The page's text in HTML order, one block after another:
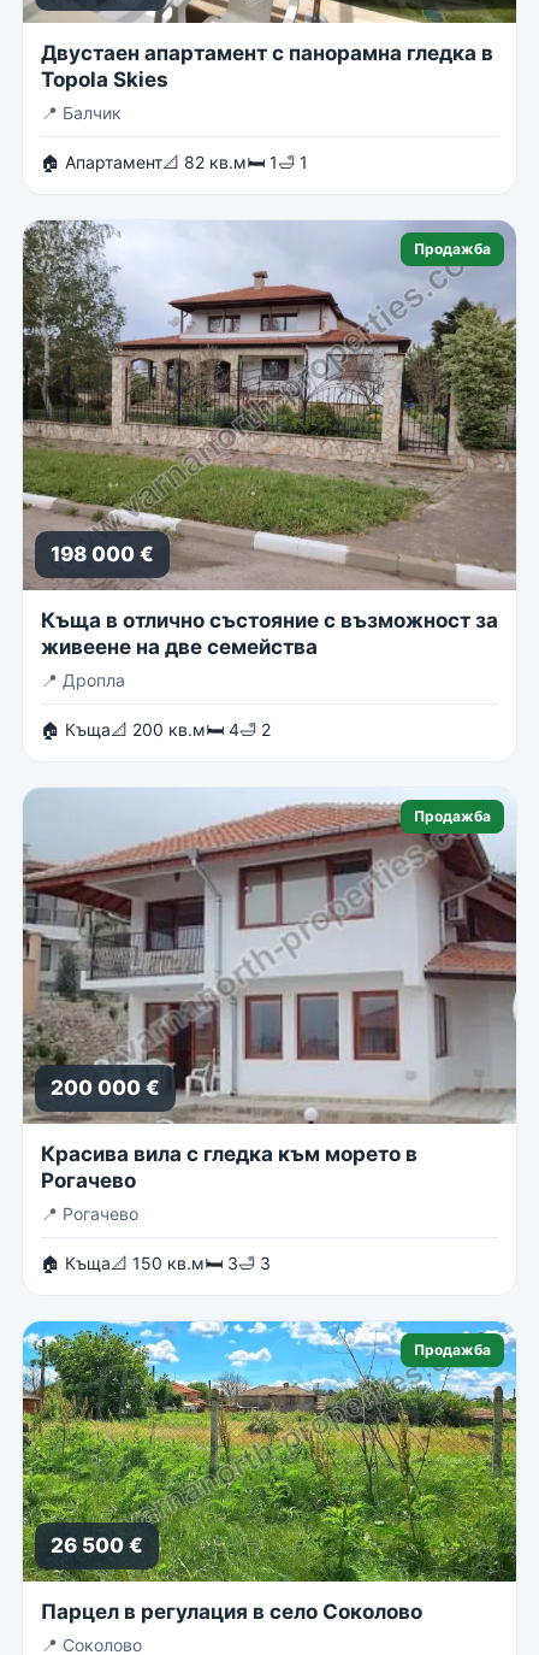
Двустаен апартамент с панорамна гледка в
Topola Skies
📍 Балчик
🏠 Апартамент📐 82 кв.м🛏 1🛁 1
Продажба
198 000 €
Къща в отлично състояние с възможност за
живеене на две семейства
📍 Дропла
🏠 Къща📐 200 кв.м🛏 4🛁 2
Продажба
200 000 €
Красива вила с гледка към морето в
Рогачево
📍 Рогачево
🏠 Къща📐 150 кв.м🛏 3🛁 3
Продажба
26 500 €
Парцел в регулация в село Соколово
📍 Соколово